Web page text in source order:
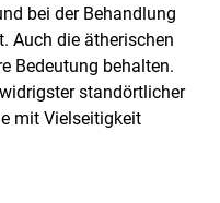
bei der Behandlung
Auch die ätherischen
Bedeutung behalten.
standörtlicher
mit Vielseitigkeit